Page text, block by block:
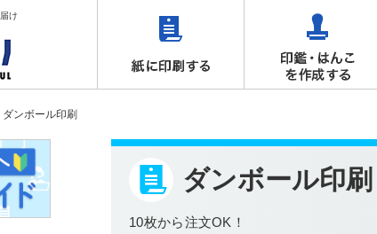
け
ダンボール印刷
ダンボール印刷
10枚から注文OK！